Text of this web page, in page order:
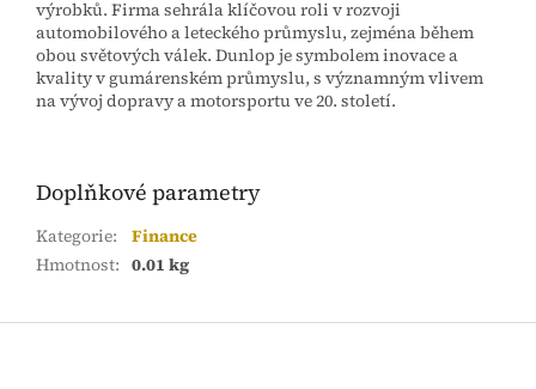
výrobků. Firma sehrála klíčovou roli v rozvoji
automobilového a leteckého průmyslu, zejména během
obou světových válek. Dunlop je symbolem inovace a
kvality v gumárenském průmyslu, s významným vlivem
na vývoj dopravy a motorsportu ve 20. století.
Doplňkové parametry
Kategorie:
Finance
Hmotnost: 0.01 kg
Z